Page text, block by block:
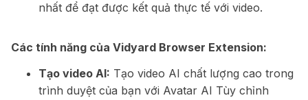
nhất để đạt được kết quả thực tế với video.
Các tính năng của Vidyard Browser Extension:
Tạo video AI: Tạo video AI chất lượng cao trong
trình duyệt của bạn với Avatar AI Tùy chỉnh